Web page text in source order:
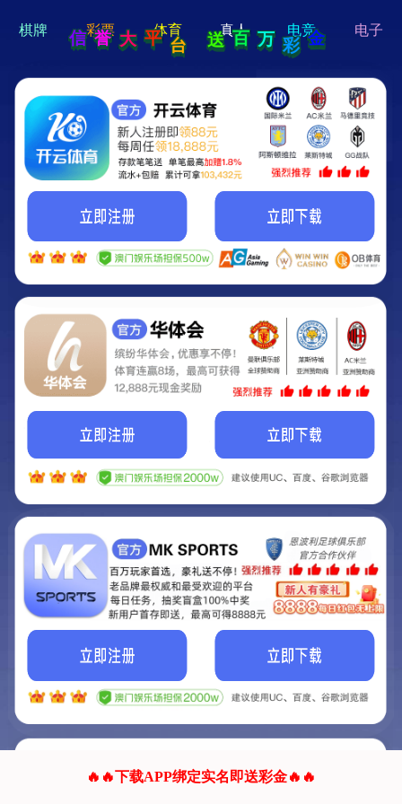
hi 💗
Hey Guys!
我们即将上线啦...
我们的网站正在建设.
它将是非常棒的网站.
联系我们!